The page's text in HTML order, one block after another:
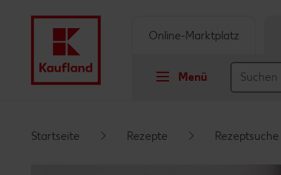
Menü
Online-Marktplatz
Startseite Rezepte Rezeptsuche